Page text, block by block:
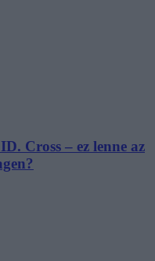
Cross – ez lenne az